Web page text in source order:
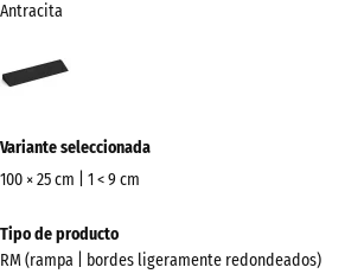
Antracita
Variante seleccionada
100 × 25 cm | 1 < 9 cm
Dimensiones
para
Tipo de producto
RM (rampa | bordes ligeramente redondeados)